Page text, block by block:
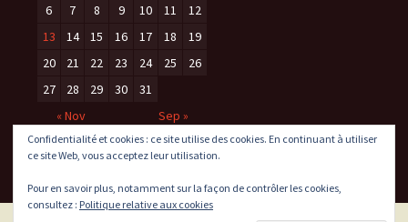
6
7 8 9 10 11
12
13
14 15 16 17 18
19
20
21 22 23 24 25
26
27
28 29 30
31
« Nov
Sep »
Confidentialité et cookies : ce site utilise des cookies. En continuant à utiliser
ce site Web, vous acceptez leur utilisation.
Pour en savoir plus, notamment sur la façon de contrôler les cookies,
consultez : Politique relative aux cookies